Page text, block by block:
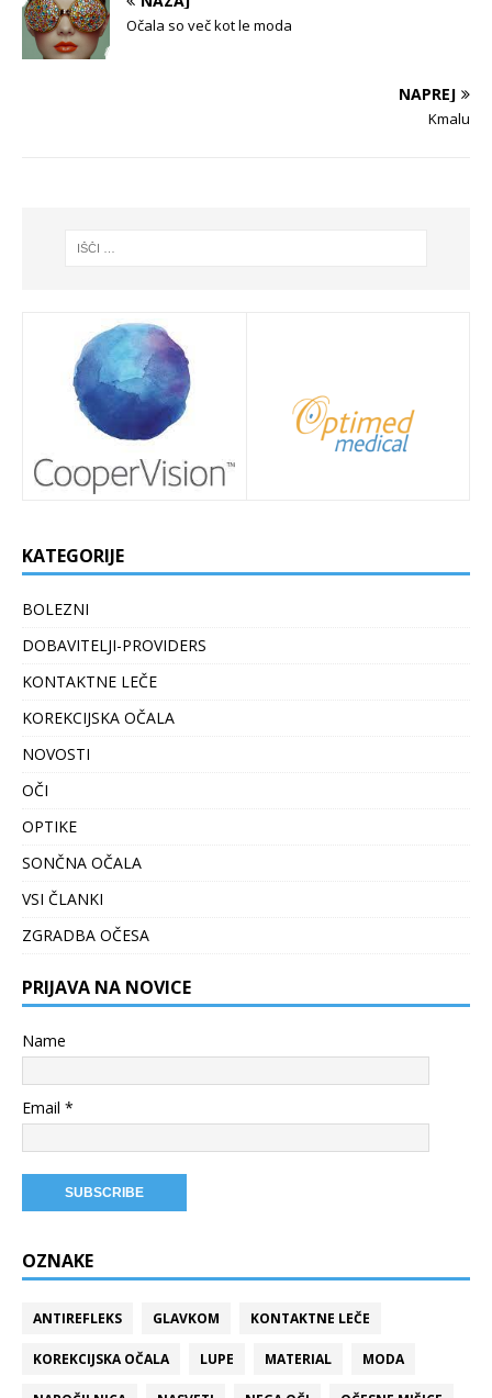
Očala so več kot le moda
NAPREJ
Kmalu
KATEGORIJE
BOLEZNI
DOBAVITELJI-PROVIDERS
KONTAKTNE LEČE
KOREKCIJSKA OČALA
NOVOSTI
OČI
OPTIKE
SONČNA OČALA
VSI ČLANKI
ZGRADBA OČESA
PRIJAVA NA NOVICE
Name
Email *
OZNAKE
ANTIREFLEKS GLAVKOM KONTAKTNE LEČE
KOREKCIJSKA OČALA LUPE MATERIAL MODA